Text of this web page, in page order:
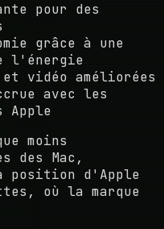
pour des
grâce à une
l'énergie
vidéo améliorées
avec les
Apple
moins
des Mac,
position d'Apple
où la marque